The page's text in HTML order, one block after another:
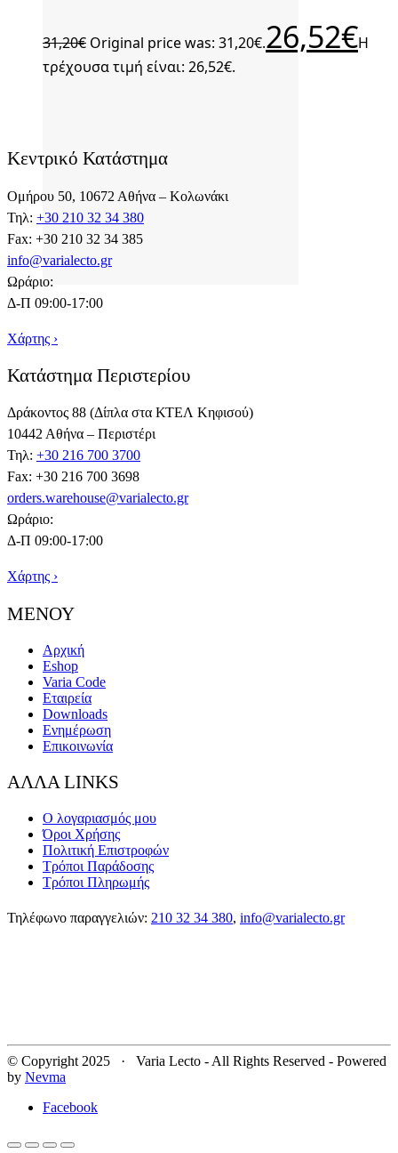
31,20€ Original price was: 31,20€.26,52€Η
τρέχουσα τιμή είναι: 26,52€.
Κεντρικό Κατάστημα
Ομήρου 50, 10672 Αθήνα – Κολωνάκι
Τηλ: +30 210 32 34 380
Fax: +30 210 32 34 385
info@varialecto.gr
Ωράριο:
Δ-Π 09:00-17:00
Χάρτης ›
Κατάστημα Περιστερίου
Δράκοντος 88 (Δίπλα στα ΚΤΕΛ Κηφισού)
10442 Αθήνα – Περιστέρι
Τηλ: +30 216 700 3700
Fax: +30 216 700 3698
orders.warehouse@varialecto.gr
Ωράριο:
Δ-Π 09:00-17:00
Χάρτης ›
ΜΕΝΟΥ
Αρχική
Eshop
Varia Code
Εταιρεία
Downloads
Ενημέρωση
Επικοινωνία
ΑΛΛΑ LINKS
Ο λογαριασμός μου
Όροι Χρήσης
Πολιτική Επιστροφών
Τρόποι Παράδοσης
Τρόποι Πληρωμής
Τηλέφωνο παραγγελιών: 210 32 34 380, info@varialecto.gr
© Copyright 2025 · Varia Lecto - All Rights Reserved - Powered
by Nevma
Facebook